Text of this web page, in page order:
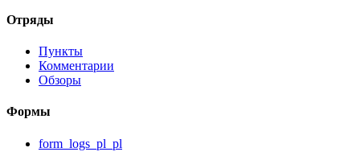
Отряды
Пункты
Комментарии
Обзоры
Формы
form_logs_pl_pl